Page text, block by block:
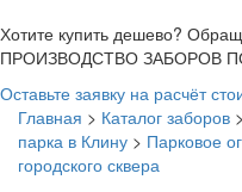
Хотите купить дешево?
ПРОИЗВОДСТВО ЗАБОРОВ
Оставьте заявку на расчёт
Главная > Каталог заборов >
парка в Клину > Парковое
городского сквера